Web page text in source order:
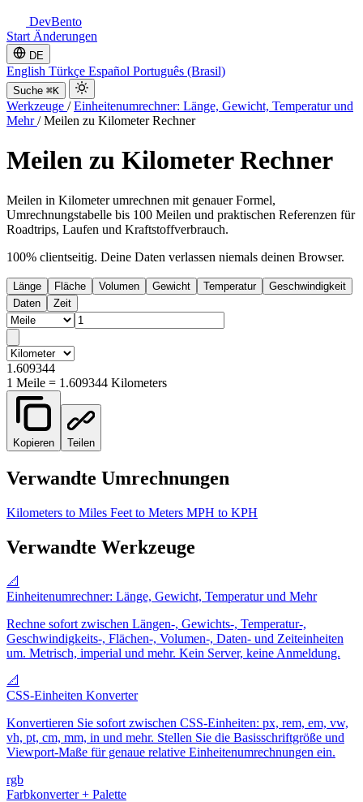
DevBento
Start Änderungen
DE
English Türkçe Español Português (Brasil)
Suche ⌘K
Werkzeuge / Einheitenumrechner: Länge, Gewicht, Temperatur und
Mehr/ Meilen zu Kilometer Rechner
Meilen zu Kilometer Rechner
Meilen in Kilometer umrechnen mit genauer Formel,
Umrechnungstabelle bis 100 Meilen und praktischen Referenzen für
Roadtrips, Laufen und Kraftstoffverbrauch.
100% clientseitig. Deine Daten verlassen niemals deinen Browser.
Länge Fläche Volumen Gewicht Temperatur
Geschwindigkeit
Daten
Zeit
1.609344
1 Meile = 1.609344 Kilometers
Kopieren Teilen
Verwandte Umrechnungen
Kilometers to Miles Feet to Meters MPH to KPH
Verwandte Werkzeuge
📐
Einheitenumrechner: Länge, Gewicht, Temperatur und Mehr
Rechne sofort zwischen Längen-, Gewichts-, Temperatur-,
Geschwindigkeits-, Flächen-, Volumen-, Daten- und Zeiteinheiten
um. Metrisch, imperial und mehr. Kein Server, keine Anmeldung.
📐
CSS-Einheiten Konverter
Konvertieren Sie sofort zwischen CSS-Einheiten: px, rem, em, vw,
vh, pt, cm, mm, in und mehr. Stellen Sie die Basisschriftgröße und
Viewport-Maße für genaue relative Einheitenumrechnungen ein.
rgb
Farbkonverter + Palette